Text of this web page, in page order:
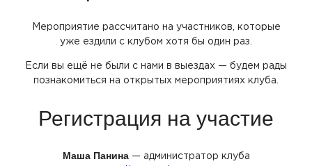
Мероприятие рассчитано на участников, которые
уже ездили с клубом хотя бы один раз.
Если вы ещё не были с нами в выездах — будем рады
познакомиться на открытых мероприятиях клуба.
Регистрация на участие
Маша Панина— администратор клуба